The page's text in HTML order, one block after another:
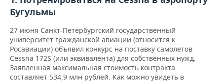
ТОРГОВЫЕ ЦЕНТРЫ
ТАТАРСТАНА
ИНВЕСТИЦИИ
АГРОПРОМ
МАШИНОСТРОЕНИЕ
НЕФТЕХИМИЯ
НЕФТЬ
АВТО
НОВОСТИ БИЗНЕСА
РОЗНИЧНАЯ ТОРГОВЛЯ
ТЕХНОЛОГИИ
НОВОСТИ ТЕХНОЛОГИЙ
МЕРОПРИЯТИЯ
Бугульмы
27 июня Санкт-Петербургский государственный
университет гражданской авиации (относится к
Росавиации) объявил конкурс на поставку самолетов
Cessna 172S (или эквивалента) для собственных нужд.
Заявленная максимальная стоимость контракта
составляет 534,9 млн рублей. Как можно увидеть в